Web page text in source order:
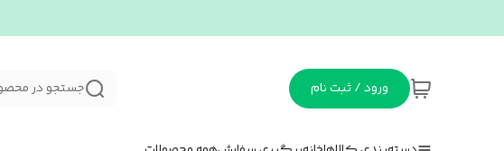
ورود / ثبت نام جستجو در